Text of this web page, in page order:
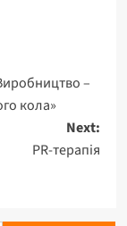
–
кола»
Next:
PR-терапія